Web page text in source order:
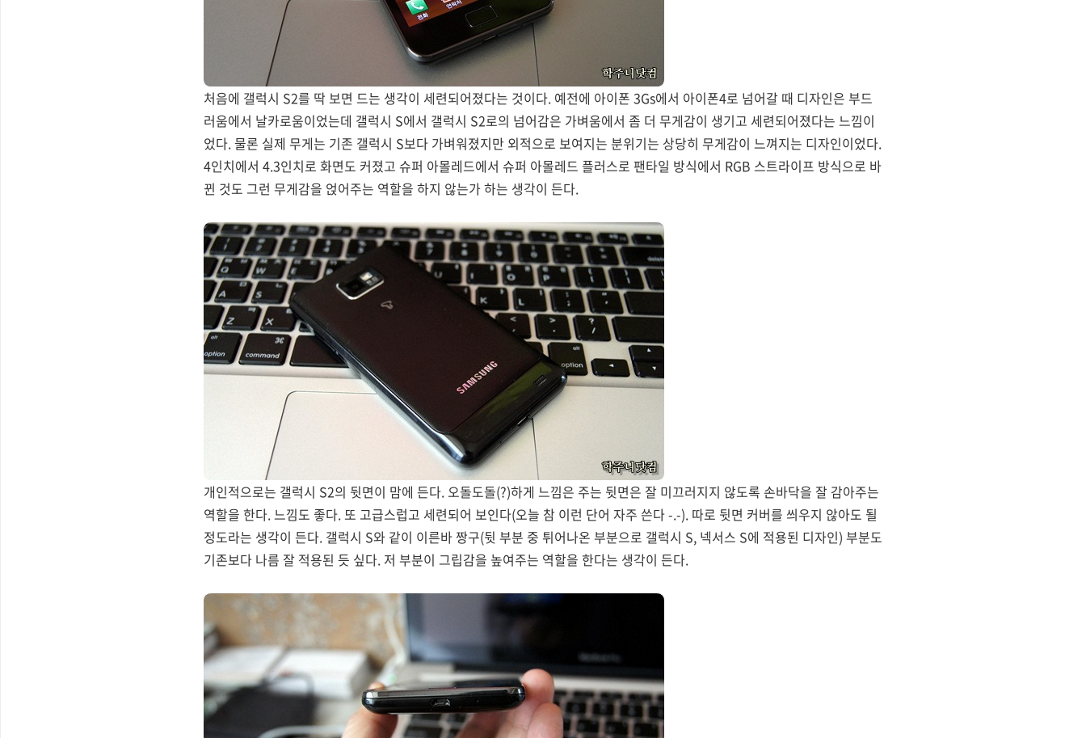
처음에 갤럭시 S2를 딱 보면 드는 생각이 세련되어졌다는 것이다. 예전에 아이폰 3Gs에서 아이폰4로 넘어갈 때 디자인은 부드
러움에서 날카로움이었는데 갤럭시 S에서 갤럭시 S2로의 넘어감은 가벼움에서 좀 더 무게감이 생기고 세련되어졌다는 느낌이
었다. 물론 실제 무게는 기존 갤럭시 S보다 가벼워졌지만 외적으로 보여지는 분위기는 상당히 무게감이 느껴지는 디자인이었다.
4인치에서 4.3인치로 화면도 커졌고 슈퍼 아몰레드에서 슈퍼 아몰레드 플러스로 팬타일 방식에서 RGB 스트라이프 방식으로 바
뀐 것도 그런 무게감을 얹어주는 역할을 하지 않는가 하는 생각이 든다.
개인적으로는 갤럭시 S2의 뒷면이 맘에 든다. 오돌도돌(?)하게 느낌은 주는 뒷면은 잘 미끄러지지 않도록 손바닥을 잘 감아주는
역할을 한다. 느낌도 좋다. 또 고급스럽고 세련되어 보인다(오늘 참 이런 단어 자주 쓴다 -.-). 따로 뒷면 커버를 씌우지 않아도 될
정도라는 생각이 든다. 갤럭시 S와 같이 이른바 짱구(뒷 부분 중 튀어나온 부분으로 갤럭시 S, 넥서스 S에 적용된 디자인) 부분도
기존보다 나름 잘 적용된 듯 싶다. 저 부분이 그립감을 높여주는 역할을 한다는 생각이 든다.